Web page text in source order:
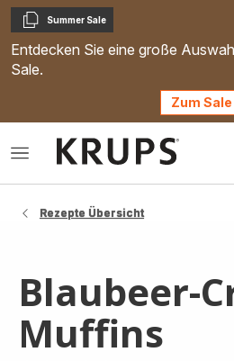
Kopieren
Summer Sale
Entdecken Sie eine große
Sale.
Zum Sale
Das
Rezepte Übersicht
Blaubeer-
Muffins